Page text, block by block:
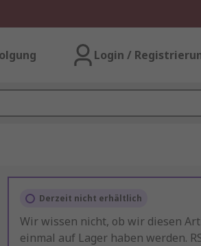
Login /
Derzeit nicht erhältlich
Wir wissen nicht, ob wir diesen
einmal auf Lager haben werden.